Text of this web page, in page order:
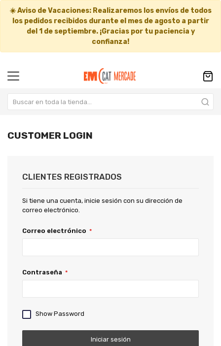
☀️Aviso de Vacaciones: Realizaremos los envíos de todos
los pedidos recibidos durante el mes de agosto a partir
del 1 de septiembre. ¡Gracias por tu paciencia y
confianza!
CUSTOMER LOGIN
CLIENTES REGISTRADOS
Si tiene una cuenta, inicie sesión con su dirección de
correo electrónico.
Correo electrónico
Contraseña
Show Password
Iniciar sesión